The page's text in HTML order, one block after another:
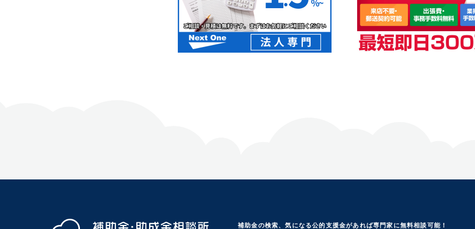
補助金の検索、気になる公的支援金があれば専門家に無料相談可能！